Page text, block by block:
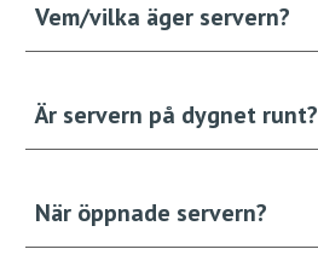
Vem/vilka äger servern?
Är servern på dygnet runt?
När öppnade servern?